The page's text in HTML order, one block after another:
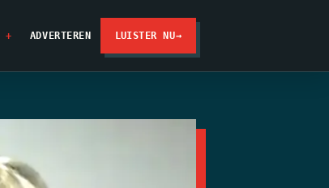
ADVERTEREN LUISTER NU→